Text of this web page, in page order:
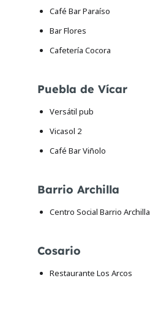
Café Bar Paraíso
Bar Flores
Cafetería Cocora
Puebla de Vícar
Versátil pub
Vicasol 2
Café Bar Viñolo
Barrio Archilla
Centro Social Barrio Archilla
Cosario
Restaurante Los Arcos